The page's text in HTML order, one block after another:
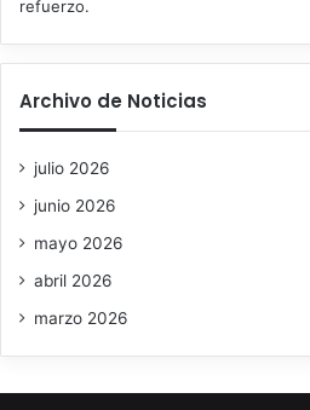
Archivo de Noticias
julio 2026
junio 2026
mayo 2026
abril 2026
marzo 2026